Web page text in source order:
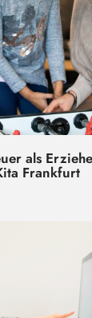
als
Frankfurt